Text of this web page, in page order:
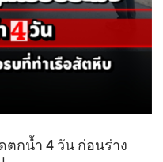
กน้ำ 4 วัน ก่อนร่าง